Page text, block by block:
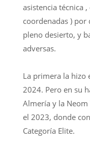
asistencia técnica
coordenadas ) por
pleno desierto, y
adversas.
La primera la hizo
2024. Pero en su
Almería y la Neom
el 2023, donde
Categoría Elite.